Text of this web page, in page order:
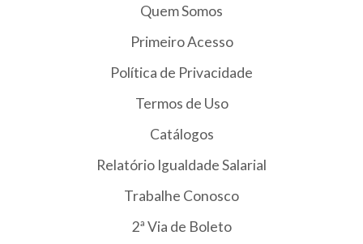
Quem Somos
Primeiro Acesso
Política de Privacidade
Termos de Uso
Catálogos
Relatório Igualdade Salarial
Trabalhe Conosco
2ª Via de Boleto